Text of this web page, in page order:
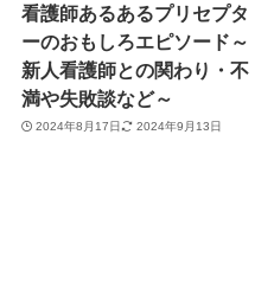
看護師あるあるプリセプタ
ーのおもしろエピソード～
新人看護師との関わり・不
満や失敗談など～
2024年8月17日 2024年9月13日